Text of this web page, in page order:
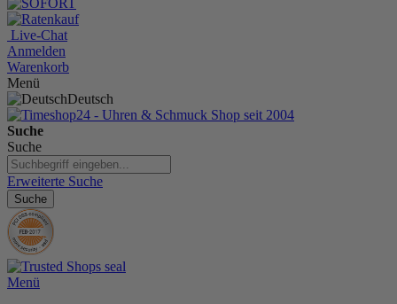
Live-Chat
Anmelden
Warenkorb
Menü
Deutsch
Suche
Suche
Erweiterte Suche
Suche
Menü